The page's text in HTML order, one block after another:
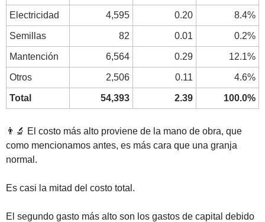
Electricidad 4,595 0.20 8.4%
Semillas 82 0.01 0.2%
Mantención 6,564 0.29 12.1%
Otros 2,506 0.11 4.6%
Total 54,393 2.39 100.0%
👨‍🔬 El costo más alto proviene de la mano de obra, que
como mencionamos antes, es más cara que una granja
normal.
Es casi la mitad del costo total.
El segundo gasto más alto son los gastos de capital debido